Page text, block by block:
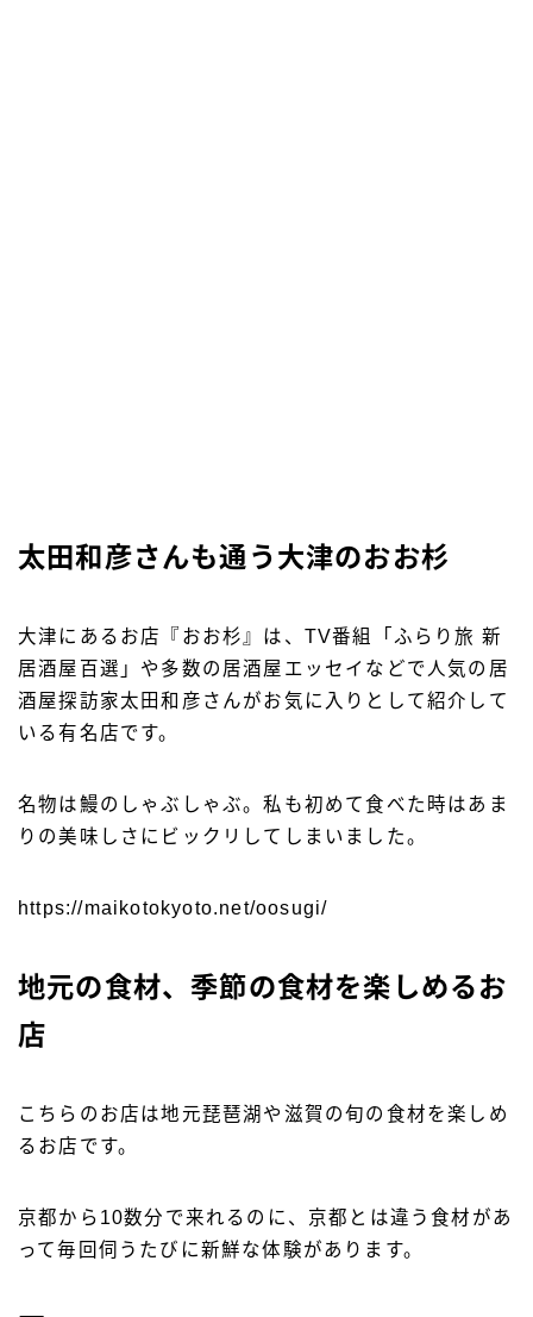
太田和彦さんも通う大津のおお杉
大津にあるお店『おお杉』は、TV番組「ふらり旅 新
居酒屋百選」や多数の居酒屋エッセイなどで人気の居
酒屋探訪家太田和彦さんがお気に入りとして紹介して
いる有名店です。
名物は鰻のしゃぶしゃぶ。私も初めて食べた時はあま
りの美味しさにビックリしてしまいました。
https://maikotokyoto.net/oosugi/
地元の食材、季節の食材を楽しめるお
店
こちらのお店は地元琵琶湖や滋賀の旬の食材を楽しめ
るお店です。
京都から10数分で来れるのに、京都とは違う食材があ
って毎回伺うたびに新鮮な体験があります。